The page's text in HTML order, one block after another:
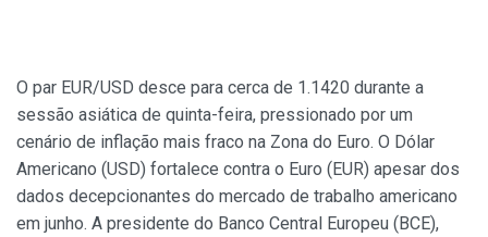
O par EUR/USD desce para cerca de 1.1420 durante a
sessão asiática de quinta-feira, pressionado por um
cenário de inflação mais fraco na Zona do Euro. O Dólar
Americano (USD) fortalece contra o Euro (EUR) apesar dos
dados decepcionantes do mercado de trabalho americano
em junho. A presidente do Banco Central Europeu (BCE),